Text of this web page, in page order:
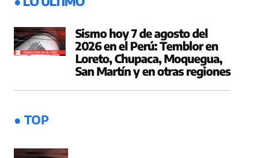
Sismo hoy 7 de agosto del
2026 en el Perú: Temblor en
Loreto, Chupaca, Moquegua,
San Martín y en otras regiones
● TOP